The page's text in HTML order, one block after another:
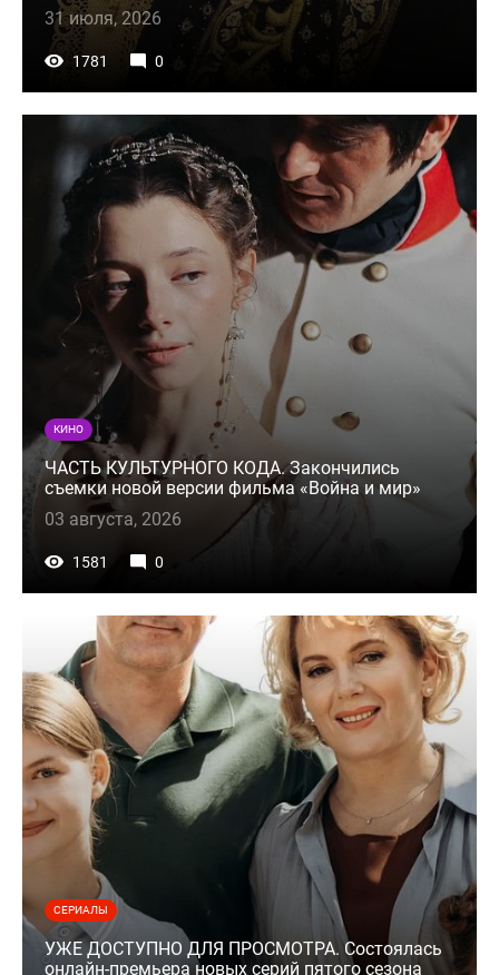
31 июля, 2026
1781 0
КИНО
ЧАСТЬ КУЛЬТУРНОГО КОДА. Закончились
съемки новой версии фильма «Война и мир»
03 августа, 2026
1581 0
СЕРИАЛЫ
УЖЕ ДОСТУПНО ДЛЯ ПРОСМОТРА. Состоялась
онлайн-премьера новых серий пятого сезона